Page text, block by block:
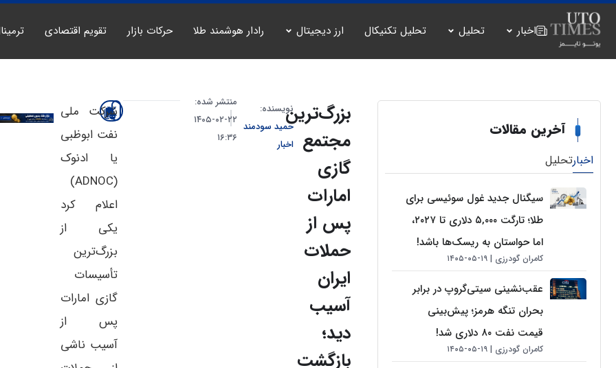
اخبار تحلیل تحلیل تکنیکال ارز دیجیتال رادار هوشمند طلا حرکات بازار تقویم اقتصادی
آخرین مقالات
اخبارتحلیل
سیگنال جدید غول سوئیسی برای
طلا؛ تارگت ۵,۰۰۰ دلاری تا ۲۰۲۷،
اما حواستان به ریسک‌ها باشد!
کامران گودرزی ۱۹-۰۵-۱۴۰۵
عقب‌نشینی سیتی‌گروپ در برابر
بحران تنگه هرمز؛ پیش‌بینی
قیمت نفت ۸۰ دلاری شد!
کامران گودرزی ۱۹-۰۵-۱۴۰۵
بزرگ‌ترین
مجتمع
گازی
امارات
پس از
حملات
ایران
آسیب
دید؛
بازگشت
نویسنده:
حمید سودمند
اخبار
منتشر شده:
۲۲-۰۲-۱۴۰۵
۱۶:۳۶
شرکت ملی
نفت ابوظبی
یا ادنوک
(ADNOC)
اعلام کرد
یکی از
بزرگ‌ترین
تأسیسات
گازی امارات
پس از
آسیب ناشی